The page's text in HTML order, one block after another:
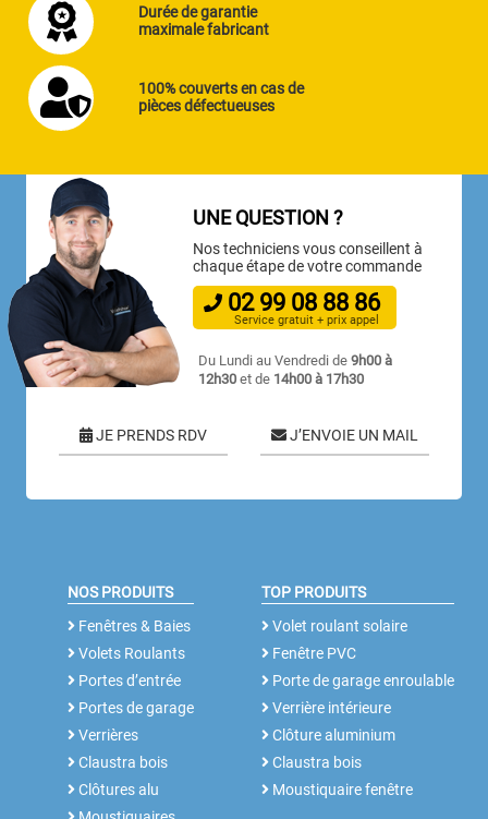
Durée de garantie
maximale fabricant
100% couverts en cas de
pièces défectueuses
UNE QUESTION ?
Nos techniciens vous conseillent à
chaque étape de votre commande
02 99 08 88 86
Service gratuit + prix appel
Du Lundi au Vendredi de9h00 à
12h30 et de 14h00 à 17h30
JE PRENDS RDV J’ENVOIE UN MAIL
NOS PRODUITS
Fenêtres & Baies
Volets Roulants
Portes d’entrée
Portes de garage
Verrières
Claustra bois
Clôtures alu
TOP PRODUITS
Volet roulant solaire
Fenêtre PVC
Porte de garage enroulable
Verrière intérieure
Clôture aluminium
Claustra bois
Moustiquaire fenêtre